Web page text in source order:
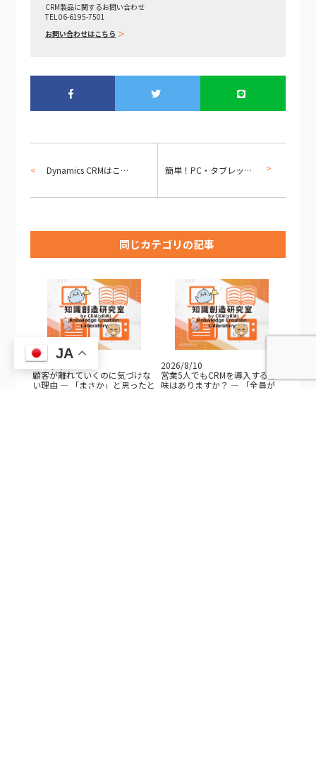
CRM製品に関するお問い合わせ
TEL 06-6195-7501
お問い合わせはこちら
Dynamics CRMはこんなことにも使えます 水産編 その２ 簡単！PC・タブレットに話すだけで音声の単語を認識してDynamics CRMから重要な情報を検索することができます
同じカテゴリの記事
2026/8/10
顧客が離れていくのに気づけな
い理由 — 「まさか」と思ったと
2026/8/10
営業5人でもCRMを導入する意
味はありますか？ — 「全員が
JA